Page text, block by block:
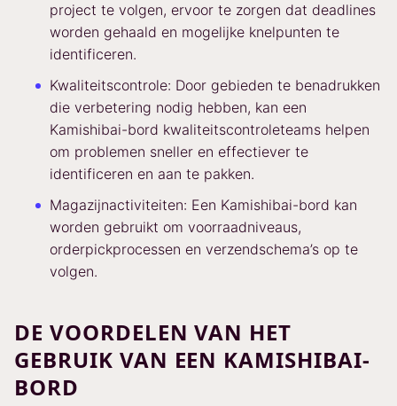
project te volgen, ervoor te zorgen dat deadlines
worden gehaald en mogelijke knelpunten te
identificeren.
Kwaliteitscontrole: Door gebieden te benadrukken
die verbetering nodig hebben, kan een
Kamishibai-bord kwaliteitscontroleteams helpen
om problemen sneller en effectiever te
identificeren en aan te pakken.
Magazijnactiviteiten: Een Kamishibai-bord kan
worden gebruikt om voorraadniveaus,
orderpickprocessen en verzendschema’s op te
volgen.
DE VOORDELEN VAN HET
GEBRUIK VAN EEN KAMISHIBAI-
BORD